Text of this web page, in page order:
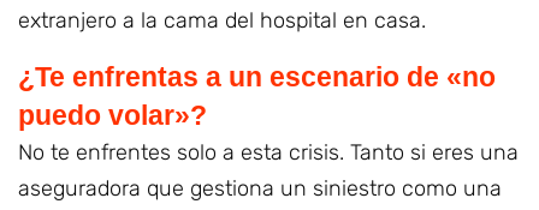
extranjero a la cama del hospital en casa.
¿Te enfrentas a un escenario de «no
puedo volar»?
No te enfrentes solo a esta crisis. Tanto si eres una
aseguradora que gestiona un siniestro como una